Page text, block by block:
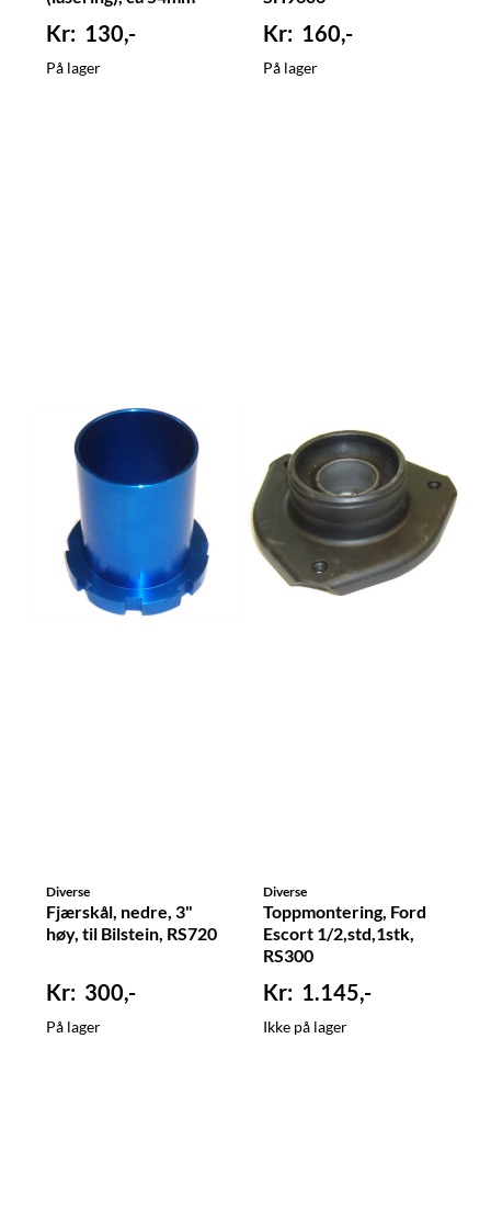
130,-
På lager
160,-
På lager
Diverse
Fjærskål, nedre, 3"
høy, til Bilstein, RS720
300,-
På lager
Diverse
Toppmontering, Ford
Escort 1/2,std,1stk,
RS300
1.145,-
Ikke på lager